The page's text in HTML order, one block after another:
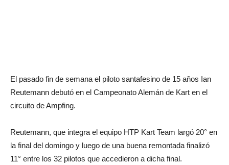
El pasado fin de semana el piloto santafesino de 15 años Ian
Reutemann debutó en el Campeonato Alemán de Kart en el
circuito de Ampfing.
Reutemann, que integra el equipo HTP Kart Team largó 20° en
la final del domingo y luego de una buena remontada finalizó
11° entre los 32 pilotos que accedieron a dicha final.